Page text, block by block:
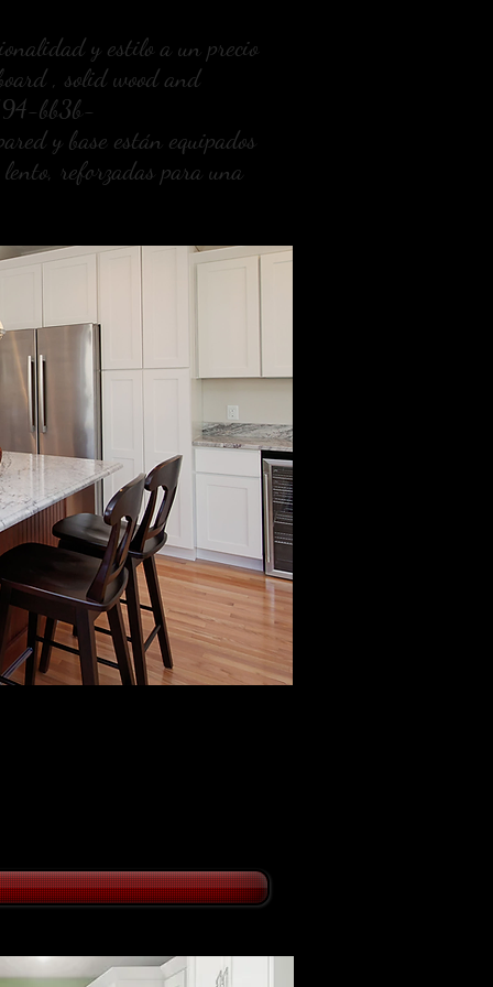
y estilo a un precio
, solid wood and
bb3b-
y base están equipados
reforzadas para una